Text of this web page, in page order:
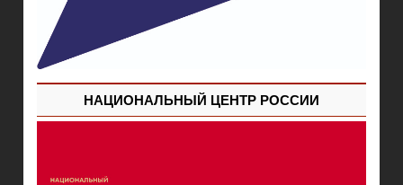
НАЦИОНАЛЬНЫЙ ЦЕНТР РОССИИ